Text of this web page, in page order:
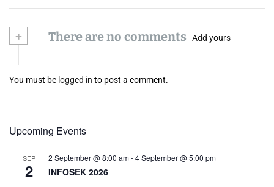
+ There are no comments Add yours
You must be logged in to post a comment.
Upcoming Events
SEP
2
2 September @ 8:00 am-4 September @ 5:00 pm
INFOSEK 2026